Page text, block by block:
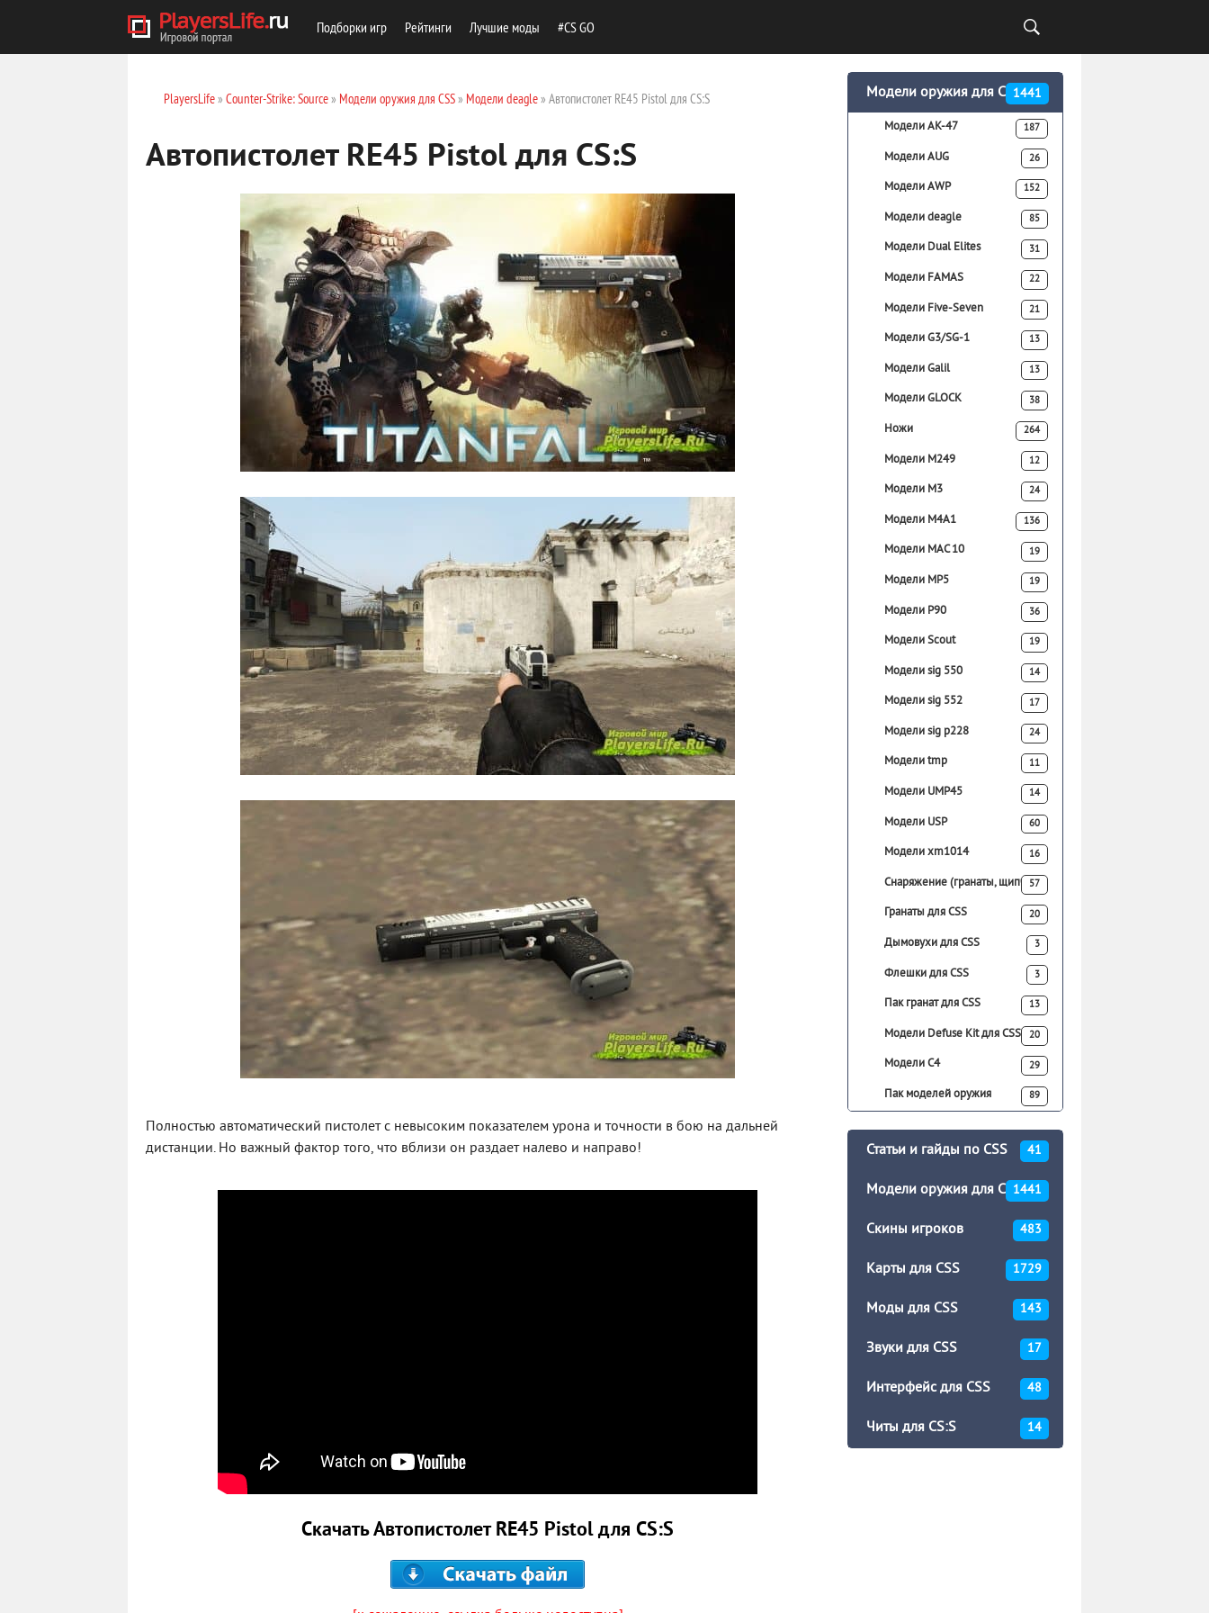
Подборки игр Рейтинги Лучшие моды #CS GO
PlayersLife» Counter-Strike: Source» Модели оружия для CSS» Модели deagle» Автопистолет RE45 Pistol для CS:S
Автопистолет RE45 Pistol для CS:S
Полностью автоматический пистолет с невысоким показателем урона и точности в бою на дальней
дистанции. Но важный фактор того, что вблизи он раздает налево и направо!
Скачать Автопистолет RE45 Pistol для CS:S
Модели оружия для CSS1441
Модели AK-47 187
Модели AUG 26
Модели AWP 152
Модели deagle 85
Модели Dual Elites 31
Модели FAMAS 22
Модели Five-Seven 21
Модели G3/SG-1 13
Модели Galil 13
Модели GLOCK 38
Ножи 264
Модели M249 12
Модели M3 24
Модели M4A1 136
Модели MAC 10 19
Модели MP5 19
Модели P90 36
Модели Scout 19
Модели sig 550 14
Модели sig 552 17
Модели sig p228 24
Модели tmp 11
Модели UMP45 14
Модели USP 60
Модели xm1014 16
Снаряжение (гранаты, щипчики)
57
Гранаты для CSS 20
Дымовухи для CSS 3
Флешки для CSS 3
Пак гранат для CSS 13
Модели Defuse Kit для CSS 20
Модели C4 29
Пак моделей оружия 89
Статьи и гайды по CSS 41
Модели оружия для CSS1441
Скины игроков 483
Карты для CSS 1729
Моды для CSS 143
Звуки для CSS 17
Интерфейс для CSS 48
Читы для CS:S 14